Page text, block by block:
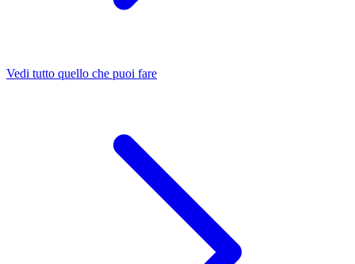
Vedi tutto quello che puoi fare